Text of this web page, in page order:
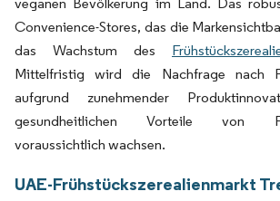
Convenience-Stores, das die
das Wachstum des
Mittelfristig wird die Nachfrage nach
aufgrund zunehmender
gesundheitlichen Vorteile von
voraussichtlich wachsen.
UAE-Frühstückszerealienmarkt